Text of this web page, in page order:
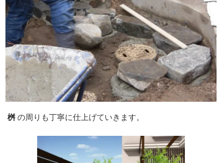
桝の周りも丁寧に仕上げていきます。